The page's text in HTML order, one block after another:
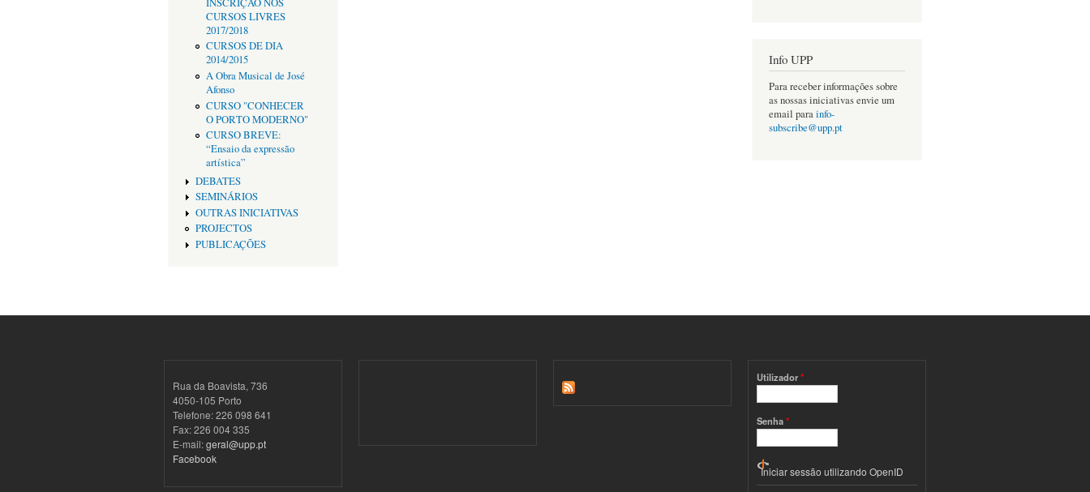
CURSOS LIVRES
2017/2018
CURSOS DE DIA
2014/2015
A Obra Musical de José
Afonso
CURSO "CONHECER
O PORTO MODERNO"
CURSO BREVE:
“Ensaio da expressão
artística”
DEBATES
SEMINÁRIOS
OUTRAS INICIATIVAS
PROJECTOS
PUBLICAÇÕES
Info UPP
Para receber informações sobre
as nossas iniciativas envie um
email parainfo-
subscribe@upp.pt
Rua da Boavista, 736
4050-105 Porto
Telefone: 226 098 641
Fax: 226 004 335
E-mail:geral@upp.pt
Facebook
Utilizador*
Senha*
Iniciar sessão utilizando OpenID